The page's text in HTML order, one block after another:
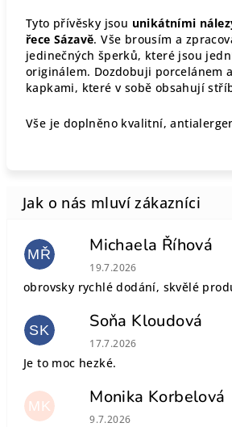
Tyto přívěsky jsou unikátními
řece Sázavě. Vše brousím a
jedinečných šperků, které jsou
originálem. Dozdobuji porcelánem
kapkami, které v sobě obsahují
Vše je doplněno kvalitní,
MŘ Michaela Říhová
Hodnocení obchodu je 5
19.7.2026
obrovsky rychlé dodání, skvělé
SK Soňa Kloudová
Hodnocení obchodu je 5
17.7.2026
Je to moc hezké.
MK Monika Korbelová
Hodnocení obchodu je 5
9.7.2026